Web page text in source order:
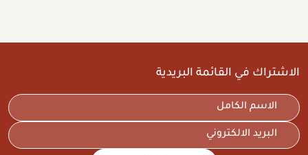
الاشتراك في القائمة البريدية